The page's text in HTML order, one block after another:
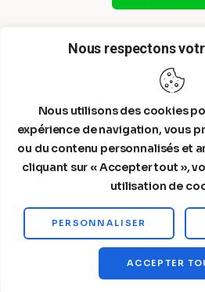
Nous respectons
Nous utilisons des cookies
expérience de navigation, vous
ou du contenu personnalisés et
cliquant sur « Accepter tout »,
utilisation de
PERSONNALISER
ACCEPTER
Steelldy©